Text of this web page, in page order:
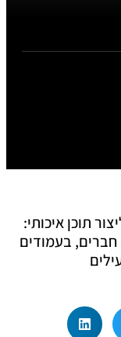
תוכן איכותי:
בעמודים